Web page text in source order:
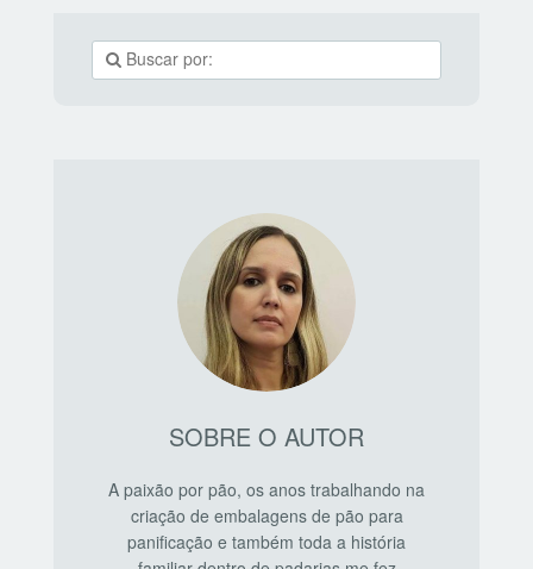
processo é simples,
SOBRE O AUTOR
A paixão por pão, os anos trabalhando na
criação de embalagens de pão para
panificação e também toda a história